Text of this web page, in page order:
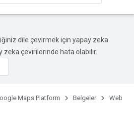
dile çevirmek için yapay zeka
zeka çevirilerinde hata olabilir.
Maps Platform Belgeler
Web